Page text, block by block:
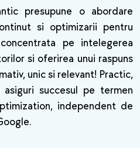
presupune o abordare
si optimizarii pentru
pe intelegerea
si oferirea unui raspuns
unic si relevant! Practic,
succesul pe termen
independent de